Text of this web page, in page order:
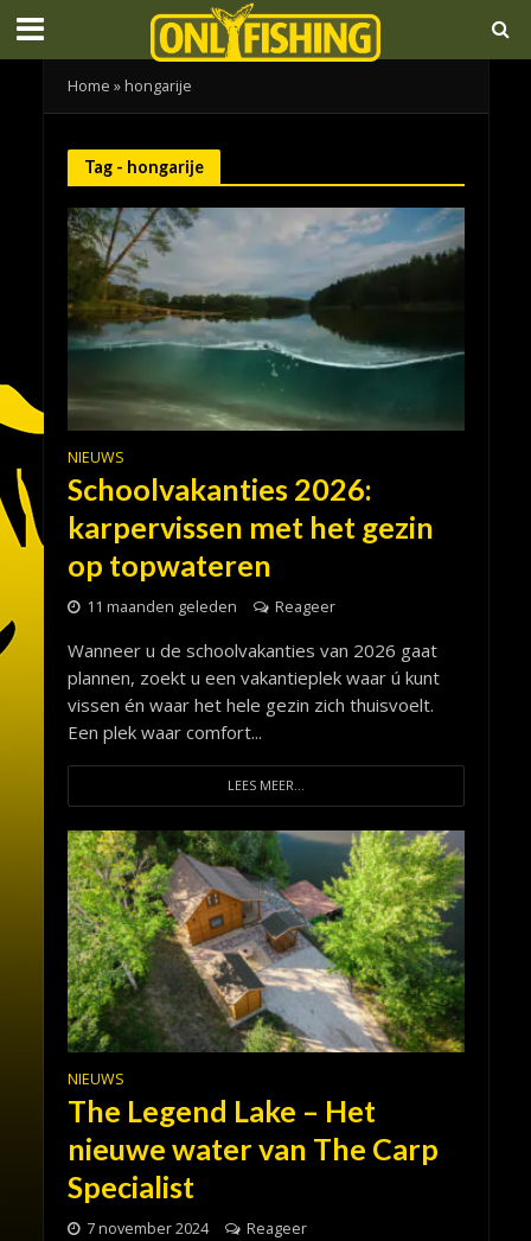
Home » hongarije
Tag - hongarije
NIEUWS
Schoolvakanties 2026:
karpervissen met het gezin
op topwateren
11 maanden geleden Reageer
Wanneer u de schoolvakanties van 2026 gaat
plannen, zoekt u een vakantieplek waar ú kunt
vissen én waar het hele gezin zich thuisvoelt.
Een plek waar comfort...
LEES MEER...
NIEUWS
The Legend Lake – Het
nieuwe water van The Carp
Specialist
7 november 2024 Reageer